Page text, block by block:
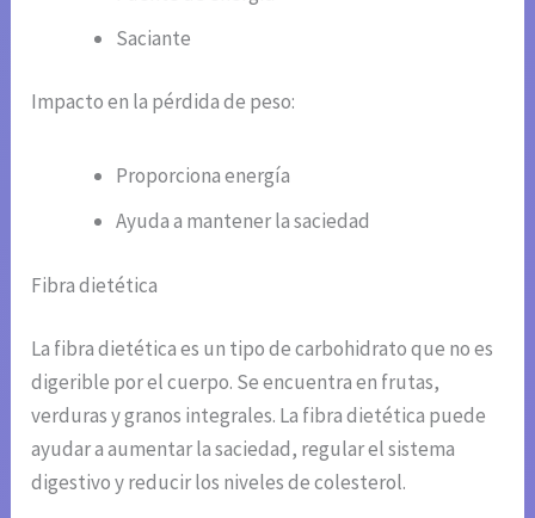
Saciante
Impacto en la pérdida de peso:
Proporciona energía
Ayuda a mantener la saciedad
Fibra dietética
La fibra dietética es un tipo de carbohidrato que no es
digerible por el cuerpo. Se encuentra en frutas,
verduras y granos integrales. La fibra dietética puede
ayudar a aumentar la saciedad, regular el sistema
digestivo y reducir los niveles de colesterol.